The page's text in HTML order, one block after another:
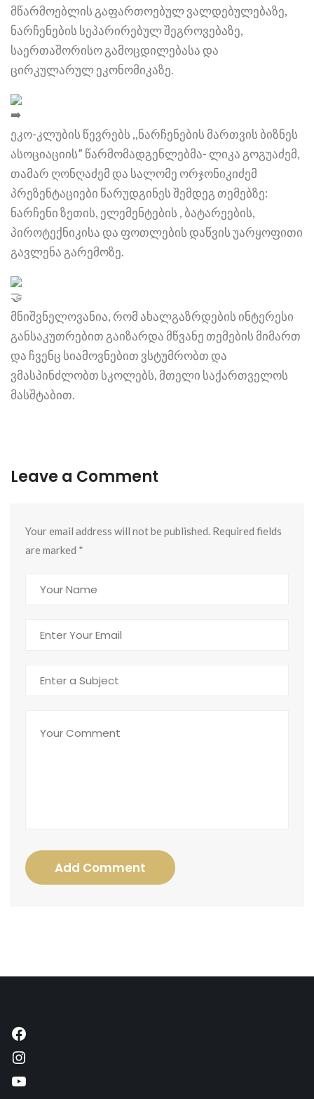
მწარმოებლის გაფართოებულ ვალდებულებაზე,
ნარჩენების სეპარირებულ შეგროვებაზე,
საერთაშორისო გამოცდილებასა და
ცირკულარულ ეკონომიკაზე.
ეკო-კლუბის წევრებს ,,ნარჩენების მართვის ბიზნეს
ასოციაციის” წარმომადგენლებმა- ლიკა გოგუაძემ,
თამარ ღონღაძემ და სალომე ორჯონიკიძემ
პრეზენტაციები წარუდგინეს შემდეგ თემებზე:
ნარჩენი ზეთის, ელემენტების , ბატარეების,
პიროტექნიკისა და ფოთლების დაწვის უარყოფითი
გავლენა გარემოზე.
მნიშვნელოვანია, რომ ახალგაზრდების ინტერესი
განსაკუთრებით გაიზარდა მწვანე თემების მიმართ
და ჩვენც სიამოვნებით ვსტუმრობთ და
ვმასპინძლობთ სკოლებს, მთელი საქართველოს
მასშტაბით.
Leave a Comment
Your email address will not be published. Required fields
are marked *
Add Comment
Facebook
Instagram
YouTube